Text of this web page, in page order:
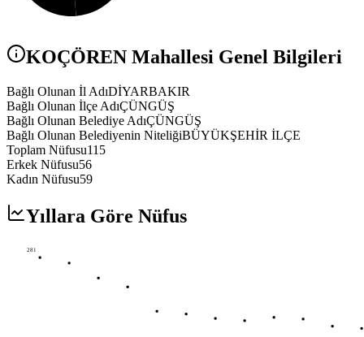
KOÇÖREN Mahallesi Genel Bilgileri
Bağlı Olunan İl AdıDİYARBAKIR
Bağlı Olunan İlçe AdıÇÜNGÜŞ
Bağlı Olunan Belediye AdıÇÜNGÜŞ
Bağlı Olunan Belediyenin NiteliğiBÜYÜKŞEHİR İLÇE
Toplam Nüfusu115
Erkek Nüfusu56
Kadın Nüfusu59
Yıllara Göre Nüfus
281